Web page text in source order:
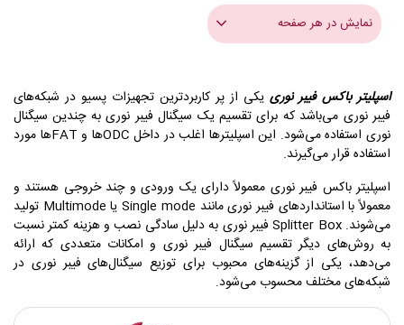
نمایش در هر صفحه
اسپلیتر باکس فیبر نوری یکی از پر کاربردترین تجهیزات پسیو در شبکه‌های
فیبر نوری می‌باشد که برای تقسیم یک سیگنال فیبر نوری به چندین سیگنال
نوری استفاده می‌شود. این اسپلیترها اغلب در داخل ODCها و FAT‌ها مورد
استفاده قرار می‌گیرند.
اسپلیتر باکس فیبر نوری معمولاً دارای یک ورودی و چند خروجی هستند و
معمولاً با استانداردهای فیبر نوری مانند Single mode یا Multimode تولید
می‌شوند. Splitter Box فیبر نوری به دلیل سادگی نصب و هزینه کمتر نسبت
به روش‌های دیگر تقسیم سیگنال فیبر نوری و امکانات متعددی که ارائه
می‌دهد، یکی از گزینه‌های محبوب برای توزیع سیگنال‌های فیبر نوری در
شبکه‌های مختلف محسوب می‌شود.